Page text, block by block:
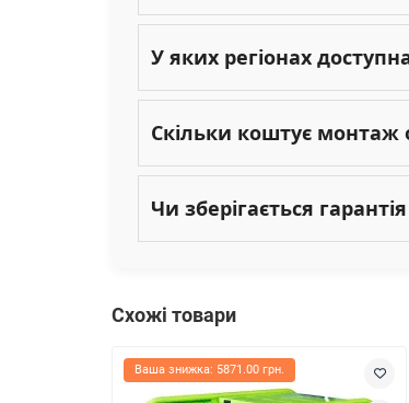
У яких регіонах
Скільки коштує монтаж
Чи зберігається
Схожі товари
Ваша знижка: 5871.00 грн.